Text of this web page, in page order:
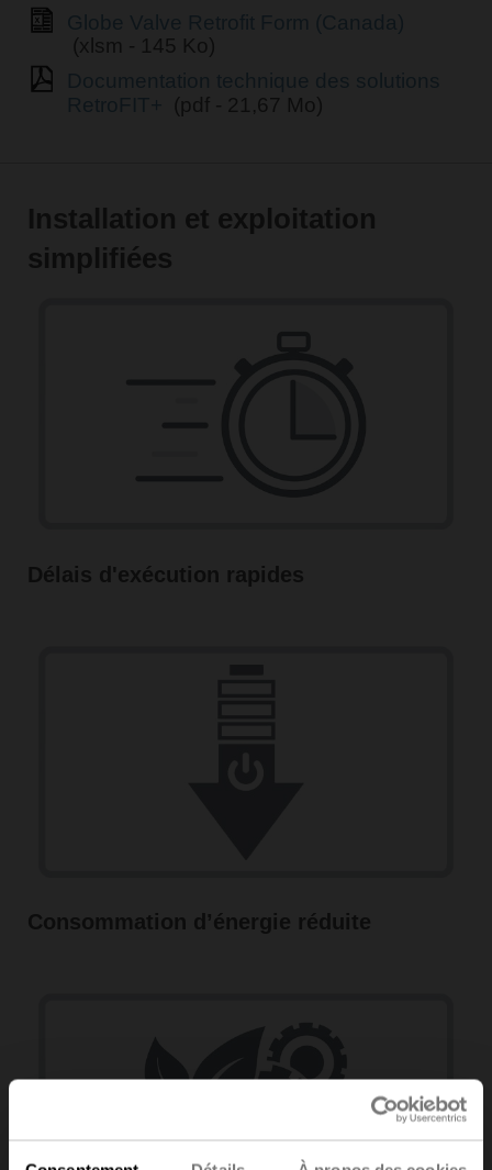
(xlsm - 145 Ko)
(pdf - 21,67 Mo)
Installation et exploitation
simplifiées
Délais d'exécution rapides
Consommation d’énergie réduite